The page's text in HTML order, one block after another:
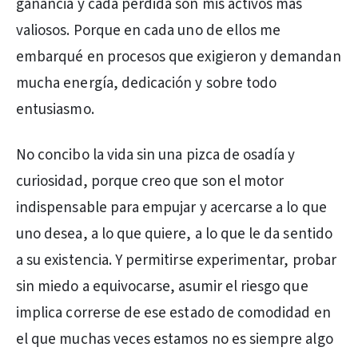
ganancia y cada pérdida son mis activos más
valiosos. Porque en cada uno de ellos me
embarqué en procesos que exigieron y demandan
mucha energía, dedicación y sobre todo
entusiasmo.
No concibo la vida sin una pizca de osadía y
curiosidad, porque creo que son el motor
indispensable para empujar y acercarse a lo que
uno desea, a lo que quiere, a lo que le da sentido
a su existencia. Y permitirse experimentar, probar
sin miedo a equivocarse, asumir el riesgo que
implica correrse de ese estado de comodidad en
el que muchas veces estamos no es siempre algo